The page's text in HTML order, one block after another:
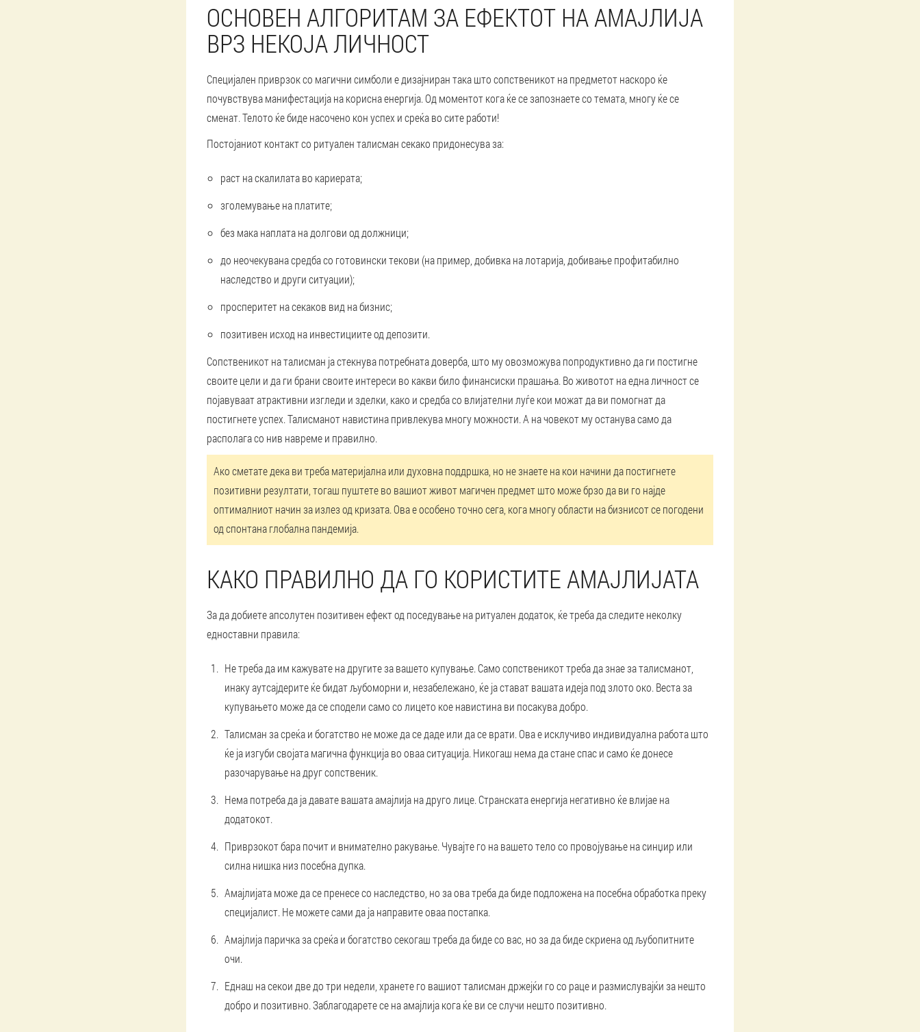
ОСНОВЕН АЛГОРИТАМ ЗА ЕФЕКТОТ НА АМАЈЛИЈА
ВРЗ НЕКОЈА ЛИЧНОСТ
Специјален приврзок со магични симболи е дизајниран така што сопственикот на предметот наскоро ќе
почувствува манифестација на корисна енергија. Од моментот кога ќе се запознаете со темата, многу ќе се
сменат. Телото ќе биде насочено кон успех и среќа во сите работи!
Постојаниот контакт со ритуален талисман секако придонесува за:
раст на скалилата во кариерата;
зголемување на платите;
без мака наплата на долгови од должници;
до неочекувана средба со готовински текови (на пример, добивка на лотарија, добивање профитабилно
наследство и други ситуации);
просперитет на секаков вид на бизнис;
позитивен исход на инвестициите од депозити.
Сопственикот на талисман ја стекнува потребната доверба, што му овозможува попродуктивно да ги постигне
своите цели и да ги брани своите интереси во какви било финансиски прашања. Во животот на една личност се
појавуваат атрактивни изгледи и зделки, како и средба со влијателни луѓе кои можат да ви помогнат да
постигнете успех. Талисманот навистина привлекува многу можности. А на човекот му останува само да
располага со нив навреме и правилно.
Ако сметате дека ви треба материјална или духовна поддршка, но не знаете на кои начини да постигнете
позитивни резултати, тогаш пуштете во вашиот живот магичен предмет што може брзо да ви го најде
оптималниот начин за излез од кризата. Ова е особено точно сега, кога многу области на бизнисот се погодени
од спонтана глобална пандемија.
КАКО ПРАВИЛНО ДА ГО КОРИСТИТЕ АМАЈЛИЈАТА
За да добиете апсолутен позитивен ефект од поседување на ритуален додаток, ќе треба да следите неколку
едноставни правила:
Не треба да им кажувате на другите за вашето купување. Само сопственикот треба да знае за талисманот,
инаку аутсајдерите ќе бидат љубоморни и, незабележано, ќе ја стават вашата идеја под злото око. Веста за
купувањето може да се сподели само со лицето кое навистина ви посакува добро.
Талисман за среќа и богатство не може да се даде или да се врати. Ова е исклучиво индивидуална работа што
ќе ја изгуби својата магична функција во оваа ситуација. Никогаш нема да стане спас и само ќе донесе
разочарување на друг сопственик.
Нема потреба да ја давате вашата амајлија на друго лице. Странската енергија негативно ќе влијае на
додатокот.
Приврзокот бара почит и внимателно ракување. Чувајте го на вашето тело со провојување на синџир или
силна нишка низ посебна дупка.
Амајлијата може да се пренесе со наследство, но за ова треба да биде подложена на посебна обработка преку
специјалист. Не можете сами да ја направите оваа постапка.
Амајлија паричка за среќа и богатство секогаш треба да биде со вас, но за да биде скриена од љубопитните
очи.
Еднаш на секои две до три недели, хранете го вашиот талисман држејќи го со раце и размислувајќи за нешто
добро и позитивно. Заблагодарете се на амајлија кога ќе ви се случи нешто позитивно.